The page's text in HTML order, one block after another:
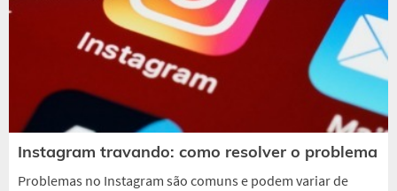
Instagram travando: como resolver o problema
Problemas no Instagram são comuns e podem variar de